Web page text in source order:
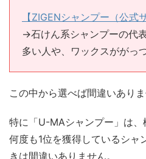
【ZIGENシャンプー（公式
→石けん系シャンプーの代
多い人や、ワックスががっ
この中から選べば間違いありま
特に「U-MAシャンプー」は
何度も1位を獲得しているシャ
きは間違いありません。